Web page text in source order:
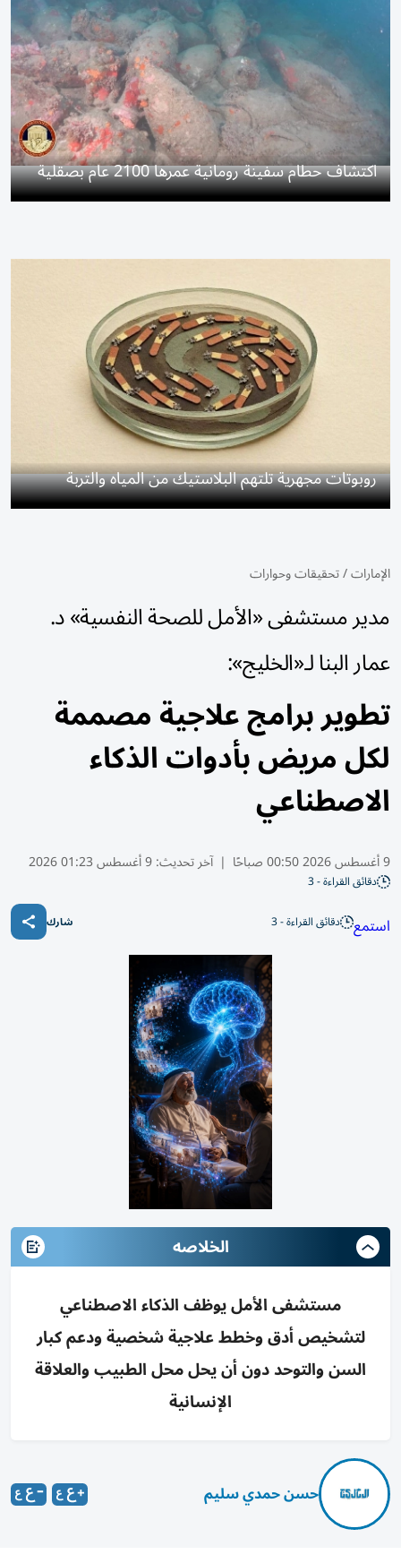
اكتشاف حطام سفينة رومانية عمرها 2100 عام بصقلية
روبوتات مجهرية تلتهم البلاستيك من المياه والتربة
الإمارات/تحقيقات وحوارات
مدير مستشفى «الأمل للصحة النفسية» د.
عمار البنا لـ«الخليج»:
تطوير برامج علاجية مصممة
لكل مريض بأدوات الذكاء
الاصطناعي
9 أغسطس 2026 00:50 صباحًا | آخر تحديث:9 أغسطس 01:23 2026
دقائق القراءة - 3
استمع دقائق القراءة - 3 شارك
الخلاصه
مستشفى الأمل يوظف الذكاء الاصطناعي
لتشخيص أدق وخطط علاجية شخصية ودعم كبار
السن والتوحد دون أن يحل محل الطبيب والعلاقة
الإنسانية
حسن حمدي سليم